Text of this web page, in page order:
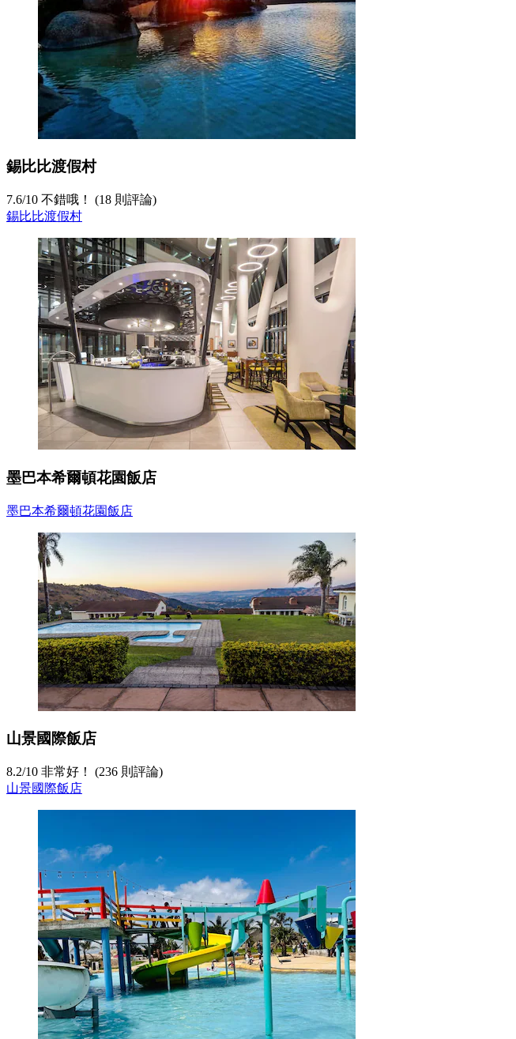
錫比比渡假村
7.6/10 不錯哦！ (18 則評論)
錫比比渡假村
墨巴本希爾頓花園飯店
墨巴本希爾頓花園飯店
山景國際飯店
8.2/10 非常好！ (236 則評論)
山景國際飯店